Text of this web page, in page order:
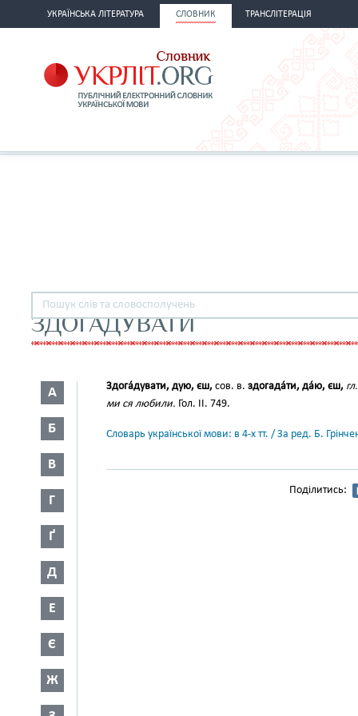
УКРАЇНСЬКА ЛІТЕРАТУРА СЛОВНИК ТРАНСЛІТЕРАЦІЯ
ЗДОГАДУВАТИ
А
Б
В
Г
Ґ
Д
Е
Є
Ж
Здога́дувати, дую, єш, сов. в. здогада́ти, да́ю, єш, гл.
ми ся любили. Гол. II. 749.
Словарь української мови: в 4-х тт. / За ред. Б.
Поділитись: